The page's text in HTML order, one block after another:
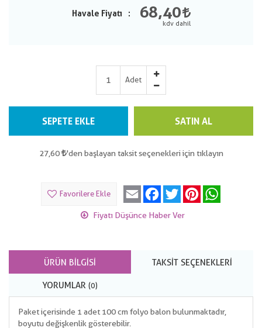
Havale Fiyatı 68,40
Adet
SEPETE EKLE SATIN AL
27,60 'den başlayan taksit seçenekleri için tıklayın
Favorilere Ekle Email Facebook
Twitter Pinterest
Fiyatı Düşünce Haber Ver
ÜRÜN BILGISI TAKSIT SEÇENEKLERI
YORUMLAR (0)
Paket içerisinde 1 adet 100 cm folyo balon bulunmaktadır,
boyutu değişkenlik gösterebilir.